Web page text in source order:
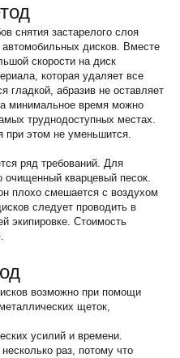
снятия застарелого слоя
дисков. Вместе
скорости на диск
которая удаляет все
гладкой, абразив не оставляет
минимальное время можно
труднодоступных местах.
при этом не уменьшится.
ряд требований. Для
очищенный кварцевый песок.
плохо смешается с воздухом
следует проводить в
экипировке. Стоимость
возможно при помощи
щеток,
усилий и времени.
раз, потому что